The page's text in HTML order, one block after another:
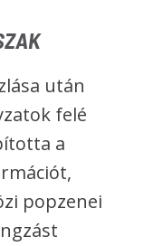
után
felé
a
popzenei